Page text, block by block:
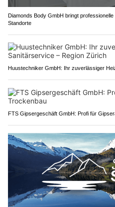
Diamonds Body GmbH bringt
Standorte
Huustechniker GmbH: Ihr zuverlässiger
FTS Gipsergeschäft GmbH: Profi für